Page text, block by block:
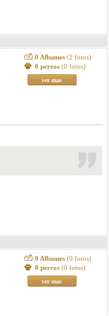
0 Albumes (2 fotos)
0 perros (0 fotos)
ver mas
0 Albumes (0 fotos)
0 perros (0 fotos)
ver mas